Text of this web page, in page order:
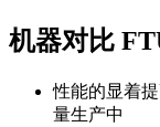
机器对比
性能的显着
量生产中